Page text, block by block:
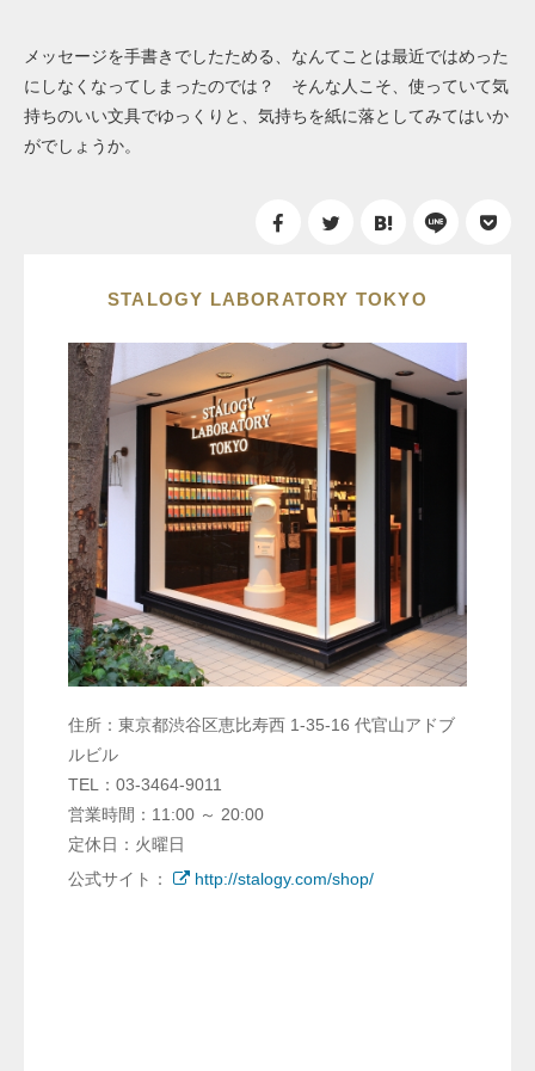
メッセージを手書きでしたためる、なんてことは最近ではめった
にしなくなってしまったのでは？ そんな人こそ、使っていて気
持ちのいい文具でゆっくりと、気持ちを紙に落としてみてはいか
がでしょうか。
STALOGY LABORATORY TOKYO
住所：東京都渋谷区恵比寿西 1-35-16 代官山アドブ
ルビル
TEL：03-3464-9011
営業時間：11:00 ～ 20:00
定休日：火曜日
公式サイト：
http://stalogy.com/shop/